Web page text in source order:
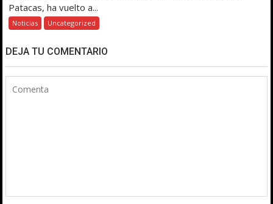
Patacas, ha vuelto a...
Noticias Uncategorized
DEJA TU COMENTARIO